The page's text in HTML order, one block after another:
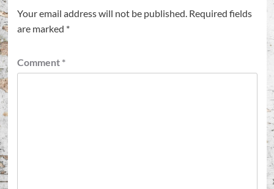
Your email address will not be published. Required fields
are marked *
Comment *